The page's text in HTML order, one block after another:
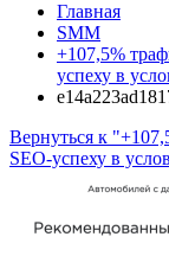
Главная
SMM
+107,5%
успеху в
Вернуться к
SEO-успеху в